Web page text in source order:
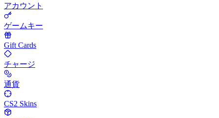
アカウント
ゲームキー
Gift Cards
チャージ
通貨
CS2 Skins